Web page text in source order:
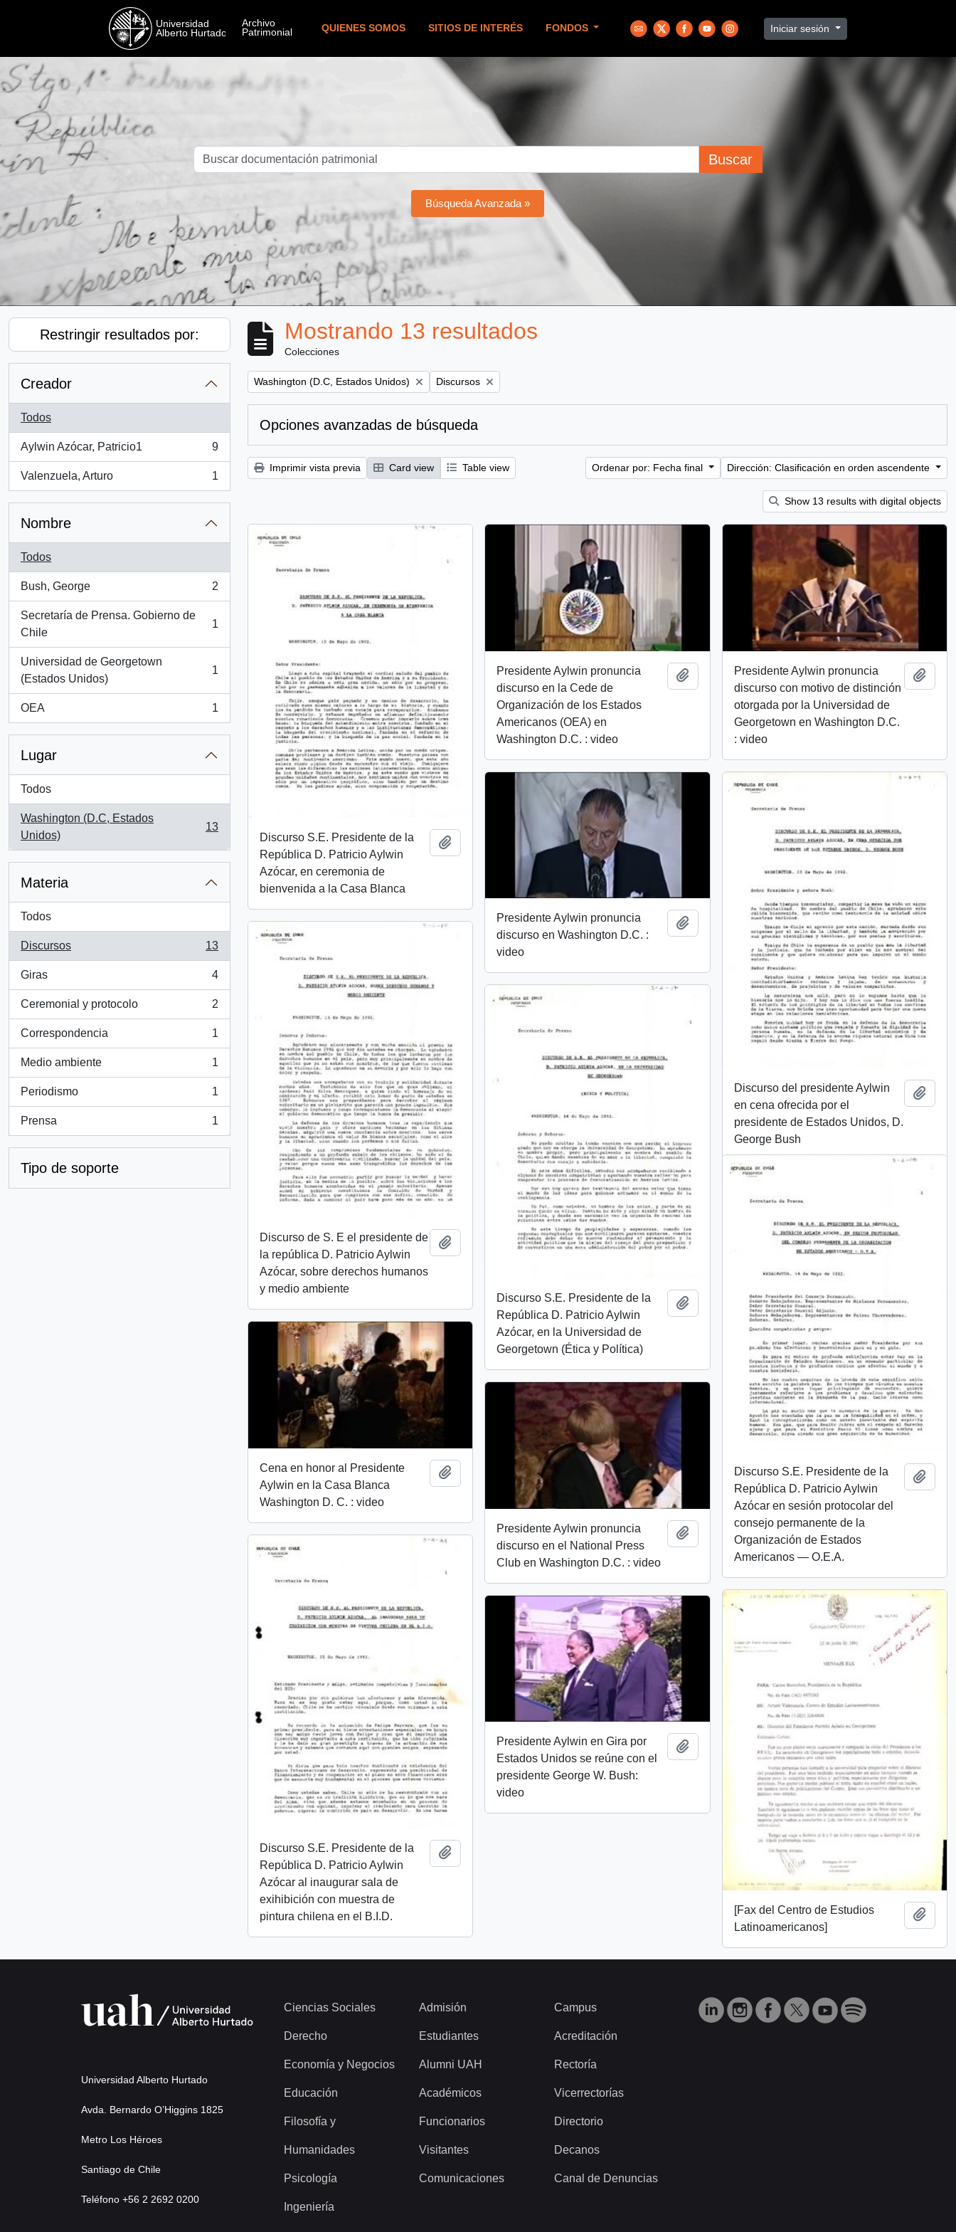
QUIENES SOMOS SITIOS DE INTERÉS FONDOS Iniciar sesión
Buscar
Búsqueda Avanzada »
Restringir resultados por:
Creador
Todos
Aylwin Azócar, Patricio1
, 9 resultados
9
Valenzuela, Arturo
, 1 resultados
1
Nombre
Todos
Bush, George
, 2 resultados
2
Secretaría de Prensa. Gobierno de
Chile
, 1 resultados
1
Universidad de Georgetown
(Estados Unidos)
, 1 resultados
1
OEA
, 1 resultados
1
Lugar
Todos
Washington (D.C, Estados
Unidos)
, 13 resultados
13
Materia
Todos
Discursos
, 13 resultados
13
Giras
, 4 resultados
4
Ceremonial y protocolo
, 2 resultados
2
Correspondencia
, 1 resultados
1
Medio ambiente
, 1 resultados
1
Periodismo
, 1 resultados
1
Prensa
, 1 resultados
1
Tipo de soporte
Mostrando 13 resultados
Colecciones
Remove filter:
Washington (D.C, Estados Unidos) Remove filter:
Discursos
Opciones avanzadas de búsqueda
Imprimir vista previa Card view Table view Ordenar por: Fecha final Dirección: Clasificación en orden ascendente
Show 13 results with digital objects
Discurso S.E. Presidente de la
República D. Patricio Aylwin
Azócar, en ceremonia de
bienvenida a la Casa Blanca
Añadir al portapapeles
Presidente Aylwin pronuncia
discurso en la Cede de
Organización de los Estados
Americanos (OEA) en
Washington D.C. : video
Añadir al portapapeles
Presidente Aylwin pronuncia
discurso con motivo de distinción
otorgada por la Universidad de
Georgetown en Washington D.C.
: video
Presidente Aylwin pronuncia
discurso en Washington D.C. :
video
Añadir al portapapeles
Discurso del presidente Aylwin
en cena ofrecida por el
presidente de Estados Unidos, D.
George Bush
Discurso de S. E el presidente de
la república D. Patricio Aylwin
Azócar, sobre derechos humanos
y medio ambiente
Añadir al portapapeles
Discurso S.E. Presidente de la
República D. Patricio Aylwin
Azócar, en la Universidad de
Georgetown (Ética y Política)
Añadir al portapapeles
Discurso S.E. Presidente de la
República D. Patricio Aylwin
Azócar en sesión protocolar del
consejo permanente de la
Organización de Estados
Americanos — O.E.A.
Cena en honor al Presidente
Aylwin en la Casa Blanca
Washington D. C. : video
Añadir al portapapeles
Presidente Aylwin pronuncia
discurso en el National Press
Club en Washington D.C. : video
Añadir al portapapeles
Discurso S.E. Presidente de la
República D. Patricio Aylwin
Azócar al inaugurar sala de
exihibición con muestra de
pintura chilena en el B.I.D.
[Fax del Centro de Estudios
Latinoamericanos]
Presidente Aylwin en Gira por
Estados Unidos se reúne con el
presidente George W. Bush:
video
Añadir al portapapeles
Universidad Alberto Hurtado
Avda. Bernardo O’Higgins 1825
Metro Los Héroes
Santiago de Chile
Teléfono +56 2 2692 0200
Ciencias Sociales
Derecho
Economía y Negocios
Educación
Filosofía y
Humanidades
Psicología
Ingeniería
Admisión
Estudiantes
Alumni UAH
Académicos
Funcionarios
Visitantes
Comunicaciones
Campus
Acreditación
Rectoría
Vicerrectorías
Directorio
Decanos
Canal de Denuncias